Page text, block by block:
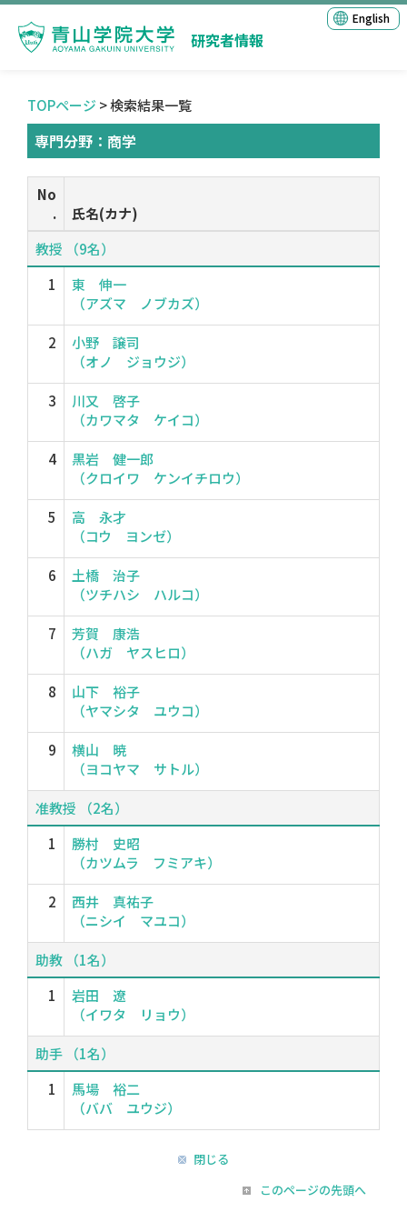
研究者情報
English
TOPページ > 検索結果一覧
専門分野：商学
No
.
氏名(カナ)
教授 （9名）
1
東 伸一
（アズマ ノブカズ）
2
小野 譲司
（オノ ジョウジ）
3
川又 啓子
（カワマタ ケイコ）
4
黒岩 健一郎
（クロイワ ケンイチロウ）
5
高 永才
（コウ ヨンゼ）
6
土橋 治子
（ツチハシ ハルコ）
7
芳賀 康浩
（ハガ ヤスヒロ）
8
山下 裕子
（ヤマシタ ユウコ）
9
横山 暁
（ヨコヤマ サトル）
准教授 （2名）
1
勝村 史昭
（カツムラ フミアキ）
2
西井 真祐子
（ニシイ マユコ）
助教 （1名）
1
岩田 遼
（イワタ リョウ）
助手 （1名）
1
馬場 裕二
（ババ ユウジ）
閉じる
このページの先頭へ